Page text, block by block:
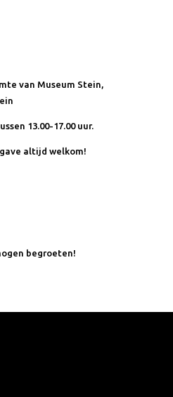
van Museum Stein,
13.00-17.00 uur.
altijd welkom!
begroeten!